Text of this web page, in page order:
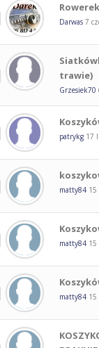
Darwas 7
trawie)
Grzesiek70
patrykg 17
matty84 15
matty84 15
matty84 15